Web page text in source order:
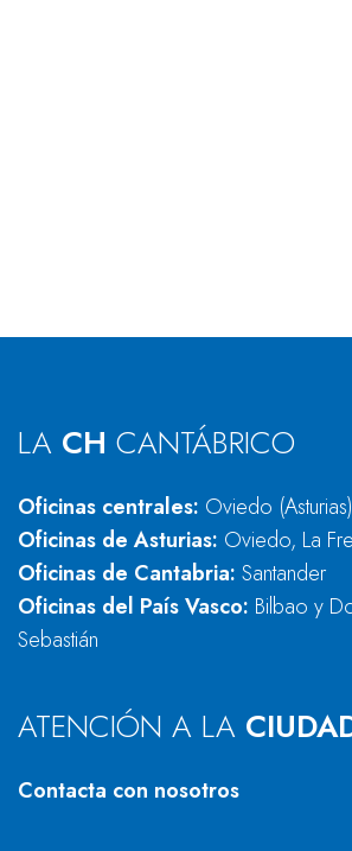
LA CH CANTÁBRICO
Oficinas centrales: Oviedo (Asturias)
Oficinas de Asturias: Oviedo, La
Oficinas de Cantabria: Santander
Oficinas del País Vasco: Bilbao y
Sebastián
ATENCIÓN A LA
Contacta con nosotros